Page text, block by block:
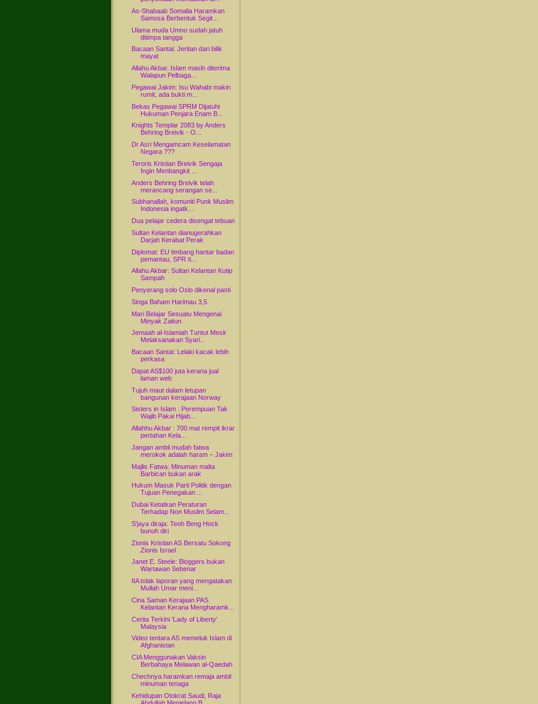
As-Shabaab Somalia Haramkan
Samosa Berbentuk Segit...
Ulama muda Umno sudah jatuh
ditimpa tangga
Bacaan Santai: Jeritan dari bilik
mayat
Allahu Akbar..Islam masih diterima
Walapun Pelbaga...
Pegawai Jakim: Isu Wahabi makin
rumit, ada bukti m...
Bekas Pegawai SPRM Dijatuhi
Hukuman Penjara Enam B...
Knights Templar 2083 by Anders
Behring Breivik - O...
Dr Asri Mengamcam Keselamatan
Negara ???
Teroris Kristian Breivik Sengaja
Ingin Menbangkit ...
Anders Behring Breivik telah
merancang serangan se...
Subhanallah, komuniti Punk Muslim
Indonesia ingatk...
Dua pelajar cedera disengat tebuan
Sultan Kelantan dianugerahkan
Darjah Kerabat Perak
Diplomat: EU timbang hantar badan
pemantau, SPR ti...
Allahu Akbar: Sultan Kelantan Kutip
Sampah
Penyerang solo Oslo dikenal pasti
Singa Baham Harimau 3,5
Mari Belajar Sesuatu Mengenai
Minyak Zaitun
Jemaah al-Islamiah Tuntut Mesir
Melaksanakan Syari...
Bacaan Santai: Lelaki kacak lebih
perkasa
Dapat AS$100 juta kerana jual
laman web
Tujuh maut dalam letupan
bangunan kerajaan Norway
Sisters in Islam : Perempuan Tak
Wajib Pakai Hijab...
Allahhu Akbar : 700 mat rempit ikrar
pertahan Kela...
Jangan ambil mudah fatwa
merokok adalah haram – Jakim
Majlis Fatwa: Minuman malta
Barbican bukan arak
Hukum Masuk Parti Politik dengan
Tujuan Penegakan ...
Dubai Ketatkan Peraturan
Terhadap Non Muslim Selam...
S'jaya diraja: Teoh Beng Hock
bunuh diri
Zionis Kristian AS Bersatu Sokong
Zionis Israel
Janet E. Steele: Bloggers bukan
Wartawan Sebenar
IIA tolak laporan yang mengatakan
Mullah Umar meni...
Cina Saman Kerajaan PAS
Kelantan Kerana Mengharamk...
Cerita Terkini 'Lady of Liberty'
Malaysia
Video tentara AS memeluk Islam di
Afghanistan
CIA Menggunakan Vaksin
Berbahaya Melawan al-Qaedah
Chechnya haramkan remaja ambil
minuman tenaga
Kehidupan Otokrat Saudi, Raja
Abdullah Menjelang B...